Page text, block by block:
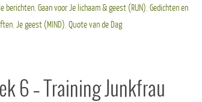
berichten,Gaan voor Je lichaam & geest (RUN),Gedichten en
, Je geest (MIND), Quote van de Dag
6 – Training Junkfrau